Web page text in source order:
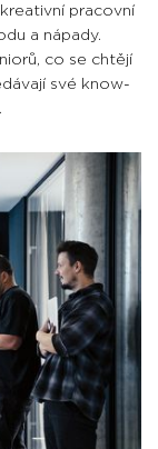
pracovní
a nápady.
co se chtějí
své know-